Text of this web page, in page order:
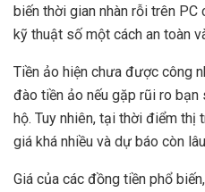
biến thời gian nhàn rỗi trên
kỹ thuật số một cách an toàn
Tiền ảo hiện chưa được công
đào tiền ảo nếu gặp rũi ro
hộ. Tuy nhiên, tại thời điểm
giá khá nhiều và dự báo còn
Giá của các đồng tiền phổ